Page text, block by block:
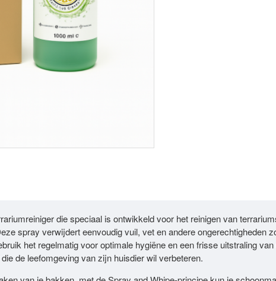
die speciaal is ontwikkeld voor het reinigen van
spray verwijdert eenvoudig vuil, vet en andere ongerechtigheden
het regelmatig voor optimale hygiëne en een frisse uitstraling
de leefomgeving van zijn huisdier wil verbeteren.